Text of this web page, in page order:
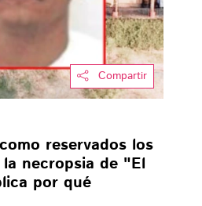
Compartir
reservados los
necropsia de "El
por qué